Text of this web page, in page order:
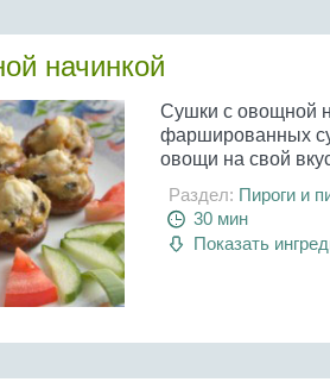
начинкой
Сушки с овощной
фаршированных
овощи на свой
Раздел: Пироги и
30 мин
Показать